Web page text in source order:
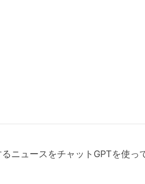
ニュースをチャットGPTを使っ